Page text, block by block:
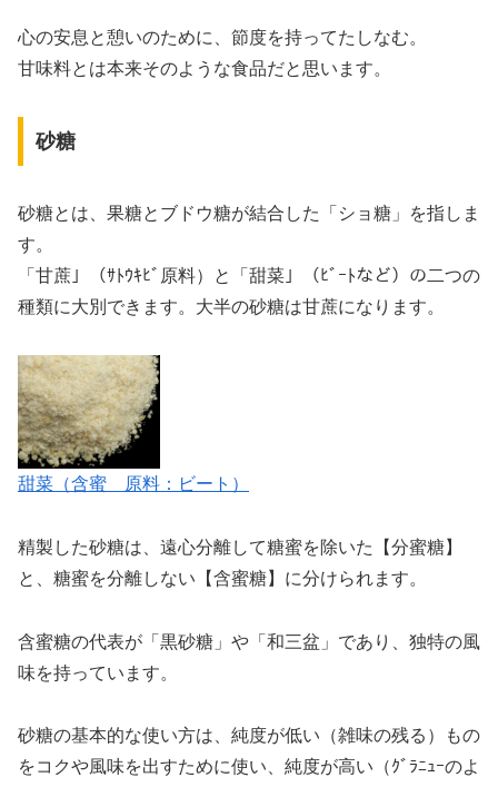
心の安息と憩いのために、節度を持ってたしなむ。
甘味料とは本来そのような食品だと思います。
砂糖
砂糖とは、果糖とブドウ糖が結合した「ショ糖」を指しま
す。
「甘蔗」（ｻﾄｳｷﾋﾞ原料）と「甜菜」（ﾋﾞｰﾄなど）の二つの
種類に大別できます。大半の砂糖は甘蔗になります。
甜菜（含蜜 原料：ビート）
精製した砂糖は、遠心分離して糖蜜を除いた【分蜜糖】
と、糖蜜を分離しない【含蜜糖】に分けられます。
含蜜糖の代表が「黒砂糖」や「和三盆」であり、独特の風
味を持っています。
砂糖の基本的な使い方は、純度が低い（雑味の残る）もの
をコクや風味を出すために使い、純度が高い（ｸﾞﾗﾆｭｰのよ